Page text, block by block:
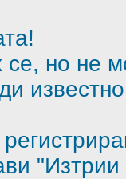
но не
"Изтрии